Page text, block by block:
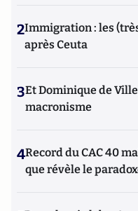
2Immigration : les
après Ceuta
3Et Dominique de
macronisme
4Record du CAC 40
que révèle le